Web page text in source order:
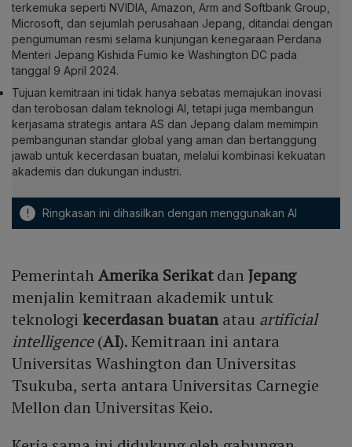
terkemuka seperti NVIDIA, Amazon, Arm and Softbank Group,
Microsoft, dan sejumlah perusahaan Jepang, ditandai dengan
pengumuman resmi selama kunjungan kenegaraan Perdana
Menteri Jepang Kishida Fumio ke Washington DC pada
tanggal 9 April 2024.
Tujuan kemitraan ini tidak hanya sebatas memajukan inovasi
dan terobosan dalam teknologi AI, tetapi juga membangun
kerjasama strategis antara AS dan Jepang dalam memimpin
pembangunan standar global yang aman dan bertanggung
jawab untuk kecerdasan buatan, melalui kombinasi kekuatan
akademis dan dukungan industri.
! Ringkasan ini dihasilkan dengan menggunakan AI
Pemerintah Amerika Serikatdan Jepang
menjalin kemitraan akademik untuk
teknologikecerdasan buatan atau artificial
intelligence(AI). Kemitraan ini antara
Universitas Washington dan Universitas
Tsukuba, serta antara Universitas Carnegie
Mellon dan Universitas Keio.